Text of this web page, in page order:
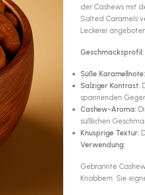
der Cashews mit
Salted Caramels
Leckerei
Geschmacksprofil:
Süße Karamellnote:
Salziger Kontrast:
spannenden
Cashew-Aroma:
süßlichen
Knusprige Textur:
Verwendung:
Gebrannte
Knabbern. Sie